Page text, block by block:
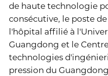
de haute technologie
consécutive, le poste
l'hôpital affilié à
Guangdong et le
technologies
pression du